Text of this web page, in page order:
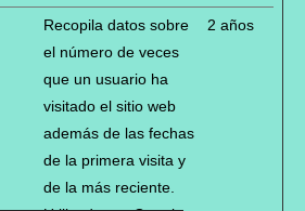
Recopila datos sobre
el número de veces
que un usuario ha
visitado el sitio web
además de las fechas
de la primera visita y
de la más reciente.
2 años